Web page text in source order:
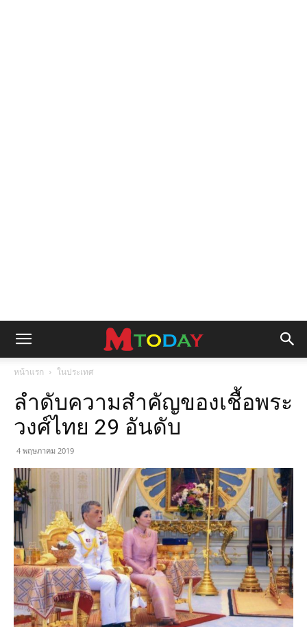
หน้าแรก ในประเทศ
ลำดับความสำคัญของเชื้อพระ
วงศ์ไทย 29 อันดับ
4 พฤษภาคม 2019